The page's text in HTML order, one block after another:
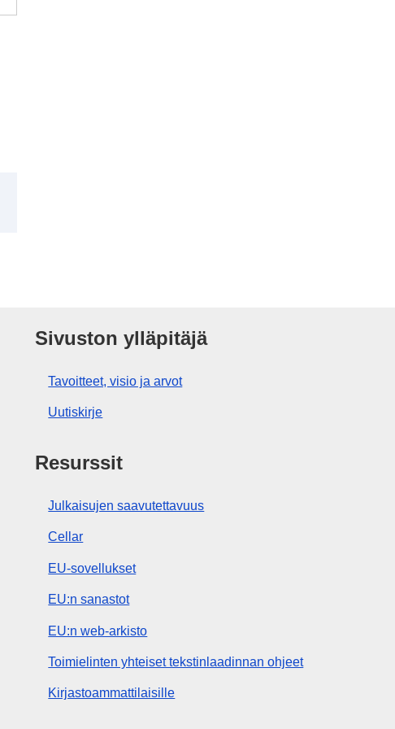
Sivuston ylläpitäjä
Tavoitteet, visio ja arvot
Uutiskirje
Resurssit
Julkaisujen saavutettavuus
Cellar
EU-sovellukset
EU:n sanastot
EU:n web-arkisto
Toimielinten yhteiset tekstinlaadinnan ohjeet
Kirjastoammattilaisille